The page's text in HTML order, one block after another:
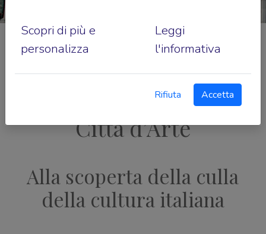
Città d’Arte
Alla scoperta della culla
della cultura italiana
Scopri di più e
personalizza
Leggi
l'informativa
Rifiuta Accetta